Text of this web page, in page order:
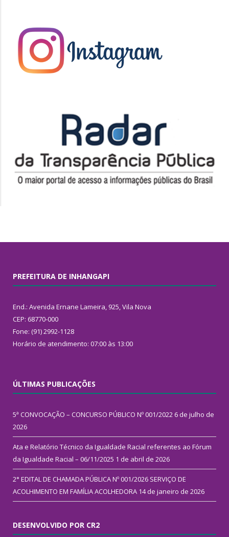
PREFEITURA DE INHANGAPI
End.: Avenida Ernane Lameira, 925, Vila Nova
CEP: 68770-000
Fone: (91) 2992-1128
Horário de atendimento: 07:00 às 13:00
ÚLTIMAS PUBLICAÇÕES
5ª CONVOCAÇÃO – CONCURSO PÚBLICO Nº 001/2022 6 de julho de
2026
Ata e Relatório Técnico da Igualdade Racial referentes ao Fórum
da Igualdade Racial – 06/11/2025 1 de abril de 2026
2° EDITAL DE CHAMADA PÚBLICA Nº 001/2026 SERVIÇO DE
ACOLHIMENTO EM FAMÍLIA ACOLHEDORA 14 de janeiro de 2026
DESENVOLVIDO POR CR2